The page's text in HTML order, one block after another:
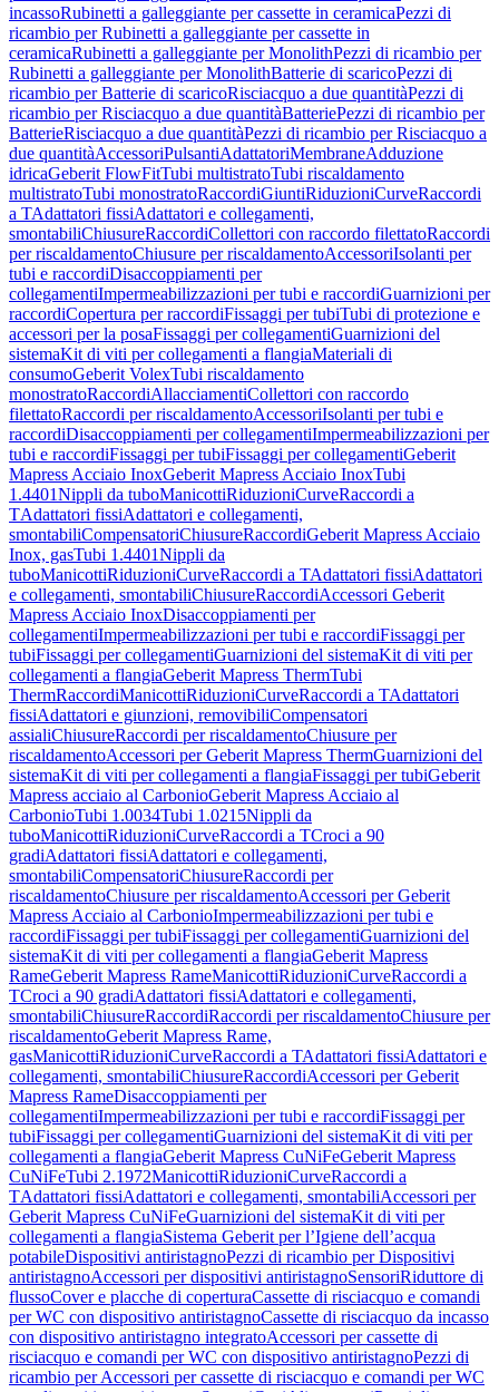
incassoRubinetti a galleggiante per cassette in ceramicaPezzi di
ricambio per Rubinetti a galleggiante per cassette in
ceramicaRubinetti a galleggiante per MonolithPezzi di ricambio per
Rubinetti a galleggiante per MonolithBatterie di scaricoPezzi di
ricambio per Batterie di scaricoRisciacquo a due quantitàPezzi di
ricambio per Risciacquo a due quantitàBatteriePezzi di ricambio per
BatterieRisciacquo a due quantitàPezzi di ricambio per Risciacquo a
due quantitàAccessoriPulsantiAdattatoriMembraneAdduzione
idricaGeberit FlowFitTubi multistratoTubi riscaldamento
multistratoTubi monostratoRaccordiGiuntiRiduzioniCurveRaccordi
a TAdattatori fissiAdattatori e collegamenti,
smontabiliChiusureRaccordiCollettori con raccordo filettatoRaccordi
per riscaldamentoChiusure per riscaldamentoAccessoriIsolanti per
tubi e raccordiDisaccoppiamenti per
collegamentiImpermeabilizzazioni per tubi e raccordiGuarnizioni per
raccordiCopertura per raccordiFissaggi per tubiTubi di protezione e
accessori per la posaFissaggi per collegamentiGuarnizioni del
sistemaKit di viti per collegamenti a flangiaMateriali di
consumoGeberit VolexTubi riscaldamento
monostratoRaccordiAllacciamentiCollettori con raccordo
filettatoRaccordi per riscaldamentoAccessoriIsolanti per tubi e
raccordiDisaccoppiamenti per collegamentiImpermeabilizzazioni per
tubi e raccordiFissaggi per tubiFissaggi per collegamentiGeberit
Mapress Acciaio InoxGeberit Mapress Acciaio InoxTubi
1.4401Nippli da tuboManicottiRiduzioniCurveRaccordi a
TAdattatori fissiAdattatori e collegamenti,
smontabiliCompensatoriChiusureRaccordiGeberit Mapress Acciaio
Inox, gasTubi 1.4401Nippli da
tuboManicottiRiduzioniCurveRaccordi a TAdattatori fissiAdattatori
e collegamenti, smontabiliChiusureRaccordiAccessori Geberit
Mapress Acciaio InoxDisaccoppiamenti per
collegamentiImpermeabilizzazioni per tubi e raccordiFissaggi per
tubiFissaggi per collegamentiGuarnizioni del sistemaKit di viti per
collegamenti a flangiaGeberit Mapress ThermTubi
ThermRaccordiManicottiRiduzioniCurveRaccordi a TAdattatori
fissiAdattatori e giunzioni, removibiliCompensatori
assialiChiusureRaccordi per riscaldamentoChiusure per
riscaldamentoAccessori per Geberit Mapress ThermGuarnizioni del
sistemaKit di viti per collegamenti a flangiaFissaggi per tubiGeberit
Mapress acciaio al CarbonioGeberit Mapress Acciaio al
CarbonioTubi 1.0034Tubi 1.0215Nippli da
tuboManicottiRiduzioniCurveRaccordi a TCroci a 90
gradiAdattatori fissiAdattatori e collegamenti,
smontabiliCompensatoriChiusureRaccordi per
riscaldamentoChiusure per riscaldamentoAccessori per Geberit
Mapress Acciaio al CarbonioImpermeabilizzazioni per tubi e
raccordiFissaggi per tubiFissaggi per collegamentiGuarnizioni del
sistemaKit di viti per collegamenti a flangiaGeberit Mapress
RameGeberit Mapress RameManicottiRiduzioniCurveRaccordi a
TCroci a 90 gradiAdattatori fissiAdattatori e collegamenti,
smontabiliChiusureRaccordiRaccordi per riscaldamentoChiusure per
riscaldamentoGeberit Mapress Rame,
gasManicottiRiduzioniCurveRaccordi a TAdattatori fissiAdattatori e
collegamenti, smontabiliChiusureRaccordiAccessori per Geberit
Mapress RameDisaccoppiamenti per
collegamentiImpermeabilizzazioni per tubi e raccordiFissaggi per
tubiFissaggi per collegamentiGuarnizioni del sistemaKit di viti per
collegamenti a flangiaGeberit Mapress CuNiFeGeberit Mapress
CuNiFeTubi 2.1972ManicottiRiduzioniCurveRaccordi a
TAdattatori fissiAdattatori e collegamenti, smontabiliAccessori per
Geberit Mapress CuNiFeGuarnizioni del sistemaKit di viti per
collegamenti a flangiaSistema Geberit per l’Igiene dell’acqua
potabileDispositivi antiristagnoPezzi di ricambio per Dispositivi
antiristagnoAccessori per dispositivi antiristagnoSensoriRiduttore di
flussoCover e placche di coperturaCassette di risciacquo e comandi
per WC con dispositivo antiristagnoCassette di risciacquo da incasso
con dispositivo antiristagno integratoAccessori per cassette di
risciacquo e comandi per WC con dispositivo antiristagnoPezzi di
ricambio per Accessori per cassette di risciacquo e comandi per WC